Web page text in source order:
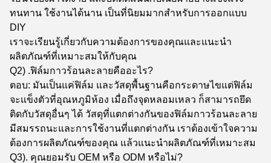
ทนทาน ใช้งานได้นาน เป็นที่นิยมมากสำหรับการออกแบบ
DIY
เราจะเรียนรู้เกี่ยวกับความต้องการของคุณและแนะนำ
ผลิตภัณฑ์ที่เหมาะสมให้กับคุณ
Q2) .ฟิล์มกาวร้อนละลายคืออะไร?
ตอบ: มันเป็นแค่ฟิล์ม และวัสดุพื้นฐานคือกระดาษไขแต่ฟิล์ม
จะแข็งตัวที่อุณหภูมิห้อง เมื่อถึงจุดหลอมเหลว ก็สามารถยึด
ติดกับวัสดุอื่นๆ ได้ วัสดุที่แตกต่างกันของฟิล์มกาวร้อนละลาย
มีสมรรถนะและการใช้งานที่แตกต่างกัน เราต้องเข้าใจความ
ต้องการผลิตภัณฑ์ของคุณ แล้วแนะนำผลิตภัณฑ์ที่เหมาะสม
Q3). คุณยอมรับ OEM หรือ ODM หรือไม่?